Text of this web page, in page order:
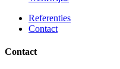
Referenties
Contact
Contact